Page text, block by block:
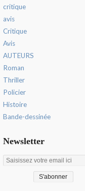
critique
avis
Critique
Avis
AUTEURS
Roman
Thriller
Policier
Histoire
Bande-dessinée
Newsletter